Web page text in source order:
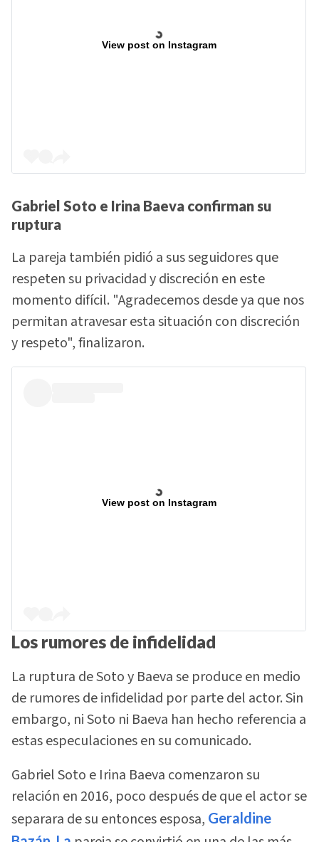
View post on Instagram
Gabriel Soto e Irina Baeva confirman su
ruptura
La pareja también pidió a sus seguidores que
respeten su privacidad y discreción en este
momento difícil. "Agradecemos desde ya que nos
permitan atravesar esta situación con discreción
y respeto", finalizaron.
View post on Instagram
Los rumores de infidelidad
La ruptura de Soto y Baeva se produce en medio
de rumores de infidelidad por parte del actor. Sin
embargo, ni Soto ni Baeva han hecho referencia a
estas especulaciones en su comunicado.
Gabriel Soto e Irina Baeva comenzaron su
relación en 2016, poco después de que el actor se
separara de su entonces esposa, Geraldine